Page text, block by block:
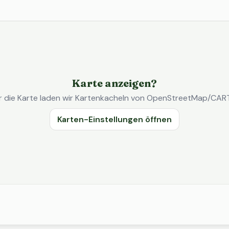
Karte anzeigen?
die Karte laden wir Kartenkacheln von OpenStreetMap/
Karten-Einstellungen öffnen